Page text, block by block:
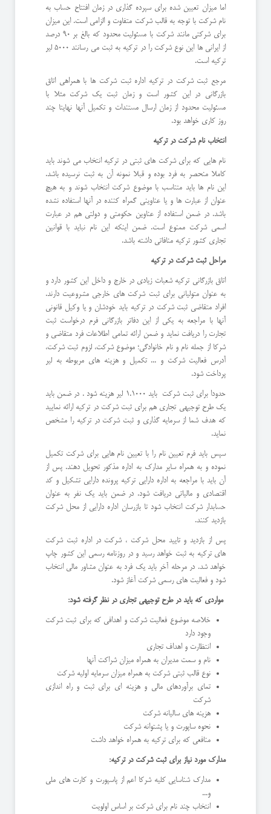
اما میزان تعیین شده برای سپرده گذاری در زمان افتتاح حساب به
نام شرکت با توجه به قالب شرکت متفاوت و الزامی است. این میزان
برای شرکتی مانند شرکت با مسئولیت محدود که بالغ بر 90 درصد
از ایرانی ها این نوع شرکت را در ترکیه به ثبت می رسانند 5000 لیر
ترکیه است.
مرجع ثبت شرکت در ترکیه اداره ثبت شرکت ها با همراهی اتاق
بازرگانی در این کشور است و زمان ثبت یک شرکت مثلا با
مسئولیت محدود از زمان ارسال مستندات و تکمیل آنها نهایتا چند
روز کاری خواهد بود.
انتخاب نام شرکت در ترکیه
نام هایی که برای شرکت های ثبتی در ترکیه انتخاب می شوند باید
کاملا منحصر به فرد بوده و قبلا نمونه آن به ثبت نرسیده باشد.
این نام ها باید متناسب با موضوع شرکت انتخاب شوند و به هیچ
عنوان از عبارت ها و یا عناوینی گمراه کننده در آنها استفاده نشده
باشد. در ضمن استفاده از عناوین حکومتی و دولتی هم در عبارت
اسمی شرکت ممنوع است. ضمن اینکه این نام نباید با قوانین
تجاری کشور ترکیه منافاتی داشته باشد.
مراحل ثبت شرکت در ترکیه
اتاق بازرگانی ترکیه شعبات زیادی در خارج و داخل این کشور دارد و
به عنوان متولیانی برای ثبت شرکت های خارجی مشروعیت دارند.
افراد متقاضی ثبت شرکت در ترکیه باید خودشان و یا وکیل قانونی
آنها با مراجعه به یکی از این دفاتر بازرگانی فرم درخواست ثبت
تجارت را دریافت نماید و ضمن ارائه تمامی اطلاعات فرد متقاضی و
شرکا از جمله نام و نام خانوادگی؛ موضوع شرکت، لزوم ثبت شرکت،
آدرس فعالیت شرکت و ... تکمیل و هزینه های مربوطه به لیر
پرداخت شود.
حدودا برای ثبت شرکت باید 1.1000 لیر هزینه شود . در ضمن باید
یک طرح توجیهی تجاری هم برای ثبت شرکت در ترکیه ارائه نمایید
که هدف شما از سرمایه گذاری و ثبت شرکت در ترکیه را مشخص
نماید.
سپس باید فرم تعیین نام را با تعیین نام هایی برای شرکت تکمیل
نموده و به همراه سایر مدارک به اداره مذکور تحویل دهند. پس از
آن باید با مراجعه به اداره دارایی ترکیه پرونده دارایی تشکیل و کد
اقتصادی و مالیاتی دریافت شود. در ضمن باید یک نفر به عنوان
حسابدار شرکت انتخاب شود تا بازرسان اداره دارایی از محل شرکت
بازدید کنند.
پس از بازدید و تایید محل شرکت ، شرکت در اداره ثبت شرکت
های ترکیه به ثبت خواهد رسید و در روزنامه رسمی این کشور چاپ
خواهد شد. در مرحله آخر باید یک فرد به عنوان مشاور مالی انتخاب
شود و فعالیت های رسمی شرکت آغاز شود.
مواردی که باید در طرح توجیهی تجاری در نظر گرفته شود:
خلاصه موضوع فعالیت شرکت و اهدافی که برای ثبت شرکت
وجود دارد
انتظارت و اهداف تجاری
نام و سمت مدیران به همراه میزان شراکت آنها
نوع قالب ثبتی شرکت به همراه میزان سرمایه اولیه شرکت
تمای برآوردهای مالی و هزینه ای برای ثبت و راه اندازی
شرکت
هزینه های سالیانه شرکت
نحوه ساپورت و یا پشتوانه شرکت
منافعی که برای ترکیه به همراه خواهد داشت
مدارک مورد نیاز برای ثبت شرکت در ترکیه:
مدارک شناسایی کلیه شرکا اعم از پاسپورت و کارت های ملی
و...
انتخاب چند نام برای شرکت بر اساس اولویت